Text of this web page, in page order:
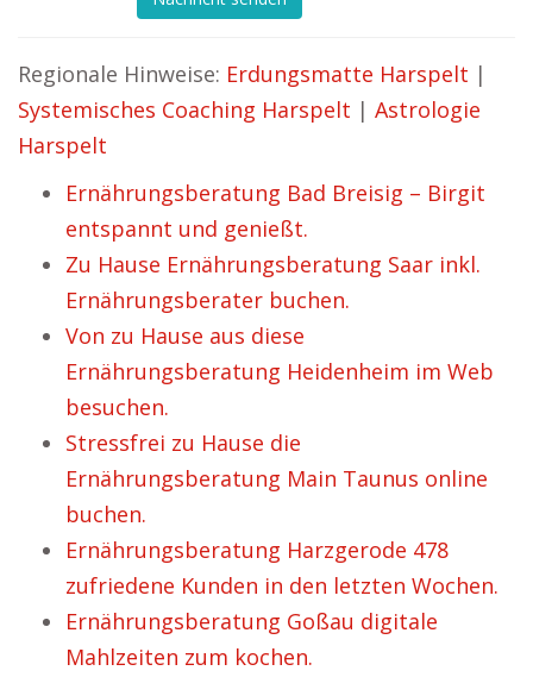
Regionale Hinweise: Erdungsmatte Harspelt |
Systemisches Coaching Harspelt | Astrologie
Harspelt
Ernährungsberatung Bad Breisig – Birgit
entspannt und genießt.
Zu Hause Ernährungsberatung Saar inkl.
Ernährungsberater buchen.
Von zu Hause aus diese
Ernährungsberatung Heidenheim im Web
besuchen.
Stressfrei zu Hause die
Ernährungsberatung Main Taunus online
buchen.
Ernährungsberatung Harzgerode 478
zufriedene Kunden in den letzten Wochen.
Ernährungsberatung Goßau digitale
Mahlzeiten zum kochen.